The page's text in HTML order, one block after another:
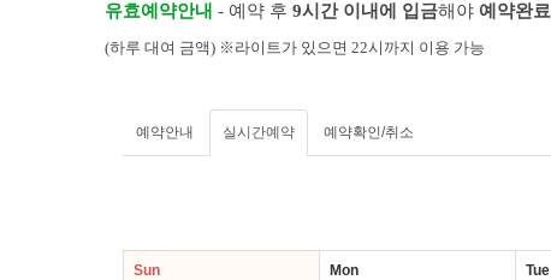
유효예약안내 - 예약 후 9시간 이내에 입금해야 예약완료
(하루 대여 금액) ※라이트가 있으면 22시까지 이용 가능
예약안내 실시간예약 예약확인/취소
Sun Mon Tue